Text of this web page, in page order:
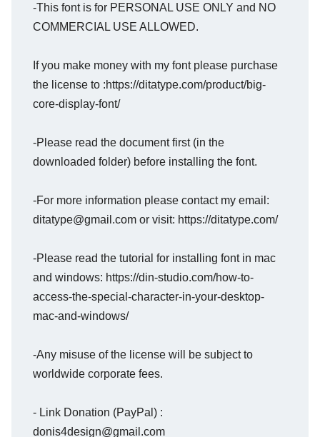
-This font is for PERSONAL USE ONLY and NO
COMMERCIAL USE ALLOWED.
If you make money with my font please purchase
the license to :https://ditatype.com/product/big-
core-display-font/
-Please read the document first (in the
downloaded folder) before installing the font.
-For more information please contact my email:
ditatype@gmail.com or visit: https://ditatype.com/
-Please read the tutorial for installing font in mac
and windows: https://din-studio.com/how-to-
access-the-special-character-in-your-desktop-
mac-and-windows/
-Any misuse of the license will be subject to
worldwide corporate fees.
- Link Donation (PayPal) :
donis4design@gmail.com